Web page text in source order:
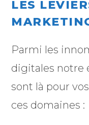
LES
Parmi les
digitales notre
sont là pour
ces domaines :